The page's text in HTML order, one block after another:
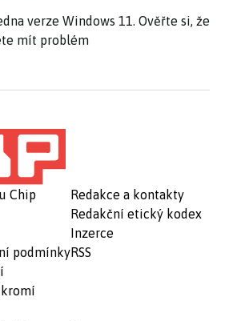
verze Windows 11. Ověřte si, že
mít problém
Chip
podmínky
Redakce a kontakty
Redakční etický kodex
Inzerce
RSS